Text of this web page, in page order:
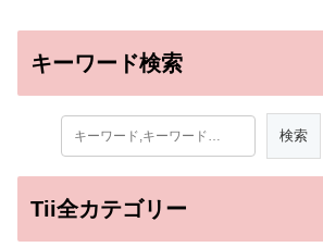
キーワード検索
Tii全カテゴリー